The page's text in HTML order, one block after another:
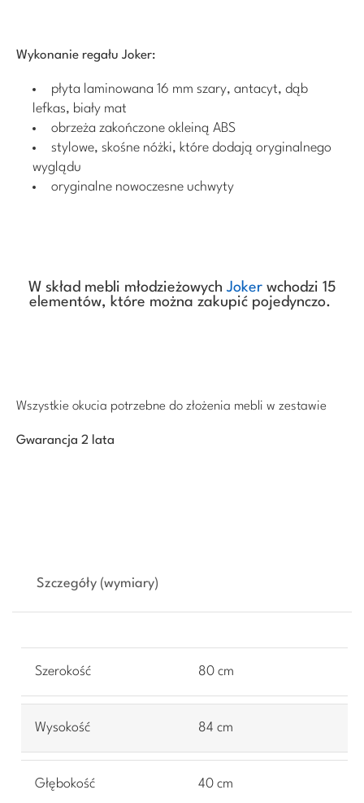
Wykonanie regału Joker:
płyta laminowana 16 mm szary, antacyt, dąb
lefkas, biały mat
obrzeża zakończone okleiną ABS
stylowe, skośne nóżki, które dodają oryginalnego
wyglądu
oryginalne nowoczesne uchwyty
W skład mebli młodzieżowych Joker wchodzi 15
elementów, które można zakupić pojedynczo.
Wszystkie okucia potrzebne do złożenia mebli w zestawie
Gwarancja 2 lata
Szczegóły (wymiary)
Szerokość 80 cm
Wysokość 84 cm
Głębokość 40 cm